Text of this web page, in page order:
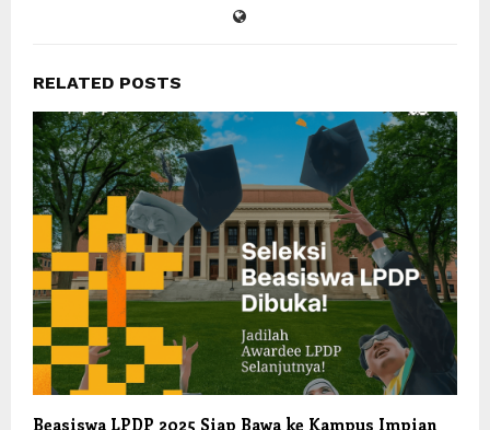
RELATED POSTS
Beasiswa LPDP 2025 Siap Bawa ke Kampus Impian